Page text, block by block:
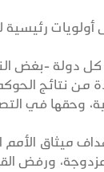
رئيسية
كل دولة -بغض
نتائج الحوكمة
وحقها في
ميثاق الأمم
ورفض